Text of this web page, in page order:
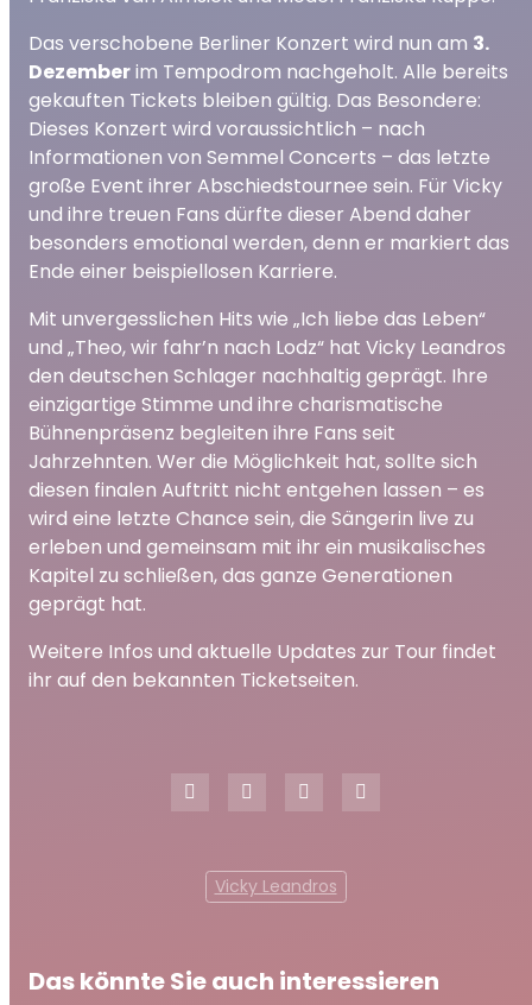
Das verschobene Berliner Konzert wird nun am 3.
Dezemberim Tempodrom nachgeholt. Alle bereits
gekauften Tickets bleiben gültig. Das Besondere:
Dieses Konzert wird voraussichtlich – nach
Informationen von Semmel Concerts – das letzte
große Event ihrer Abschiedstournee sein. Für Vicky
und ihre treuen Fans dürfte dieser Abend daher
besonders emotional werden, denn er markiert das
Ende einer beispiellosen Karriere.
Mit unvergesslichen Hits wie „Ich liebe das Leben“
und „Theo, wir fahr’n nach Lodz“ hat Vicky Leandros
den deutschen Schlager nachhaltig geprägt. Ihre
einzigartige Stimme und ihre charismatische
Bühnenpräsenz begleiten ihre Fans seit
Jahrzehnten. Wer die Möglichkeit hat, sollte sich
diesen finalen Auftritt nicht entgehen lassen – es
wird eine letzte Chance sein, die Sängerin live zu
erleben und gemeinsam mit ihr ein musikalisches
Kapitel zu schließen, das ganze Generationen
geprägt hat.
Weitere Infos und aktuelle Updates zur Tour findet
ihr auf den bekannten Ticketseiten.
Vicky Leandros
Das könnte Sie auch interessieren